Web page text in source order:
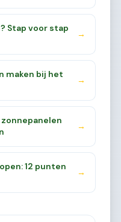
Stap voor stap
→
maken bij het
→
→
12 punten
→